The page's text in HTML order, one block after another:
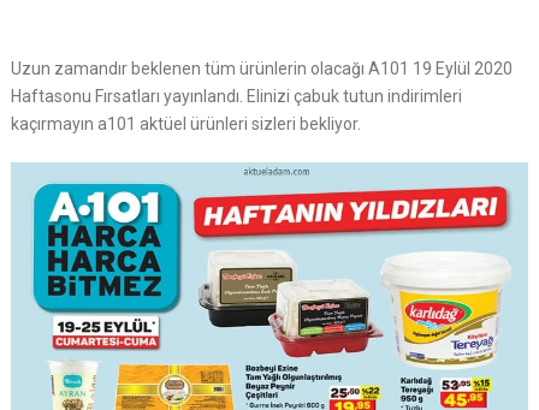
Uzun zamandır beklenen tüm ürünlerin olacağı A101 19 Eylül 2020
Haftasonu Fırsatları yayınlandı. Elinizi çabuk tutun indirimleri
kaçırmayın a101 aktüel ürünleri sizleri bekliyor.